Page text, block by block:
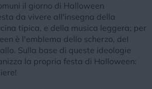
il giorno di Halloween
da vivere all'insegna della
tipica, e della musica leggera; per
è l'emblema dello scherzo, del
Sulla base di queste ideologie
la propria festa di Halloween: